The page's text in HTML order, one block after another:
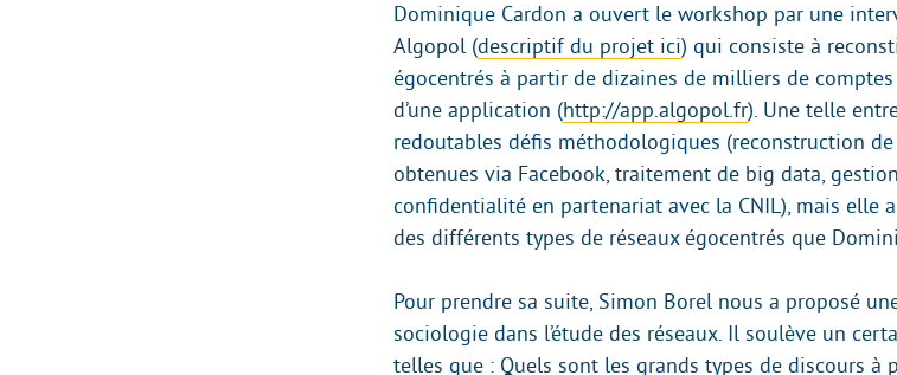
Dominique Cardon a ouvert le workshop par une
Algopol (descriptif du projet ici) qui consiste à
égocentrés à partir de dizaines de milliers de comptes
d’une application (http://app.algopol.fr). Une telle
redoutables défis méthodologiques (reconstruction
obtenues via Facebook, traitement de big data,
confidentialité en partenariat avec la CNIL), mais elle
des différents types de réseaux égocentrés que
Pour prendre sa suite, Simon Borel nous a proposé
sociologie dans l’étude des réseaux. Il soulève un
telles que : Quels sont les grands types de discours à